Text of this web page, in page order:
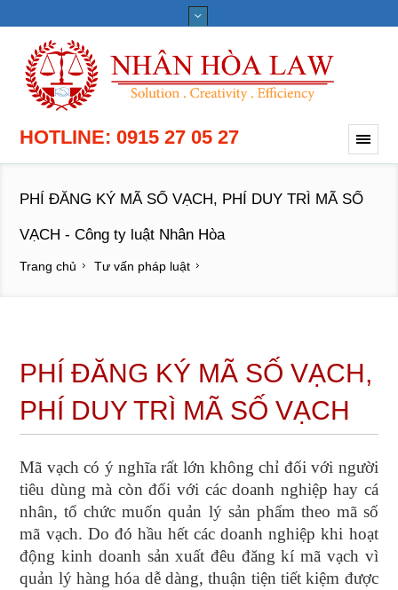
HOTLINE: 0915 27 05 27
PHÍ ĐĂNG KÝ MÃ SỐ VẠCH, PHÍ DUY TRÌ MÃ SỐ
VẠCH - Công ty luật Nhân Hòa
Trang chủ Tư vấn pháp luật
PHÍ ĐĂNG KÝ MÃ SỐ VẠCH,
PHÍ DUY TRÌ MÃ SỐ VẠCH
Mã vạch có ý nghĩa rất lớn không chỉ đối với người
tiêu dùng mà còn đối với các doanh nghiệp hay cá
nhân, tổ chức muốn quản lý sản phẩm theo mã số
mã vạch. Do đó hầu hết các doanh nghiệp khi hoạt
động kinh doanh sản xuất đêu đăng kí mã vạch vì
quản lý hàng hóa dễ dàng, thuận tiện tiết kiệm được